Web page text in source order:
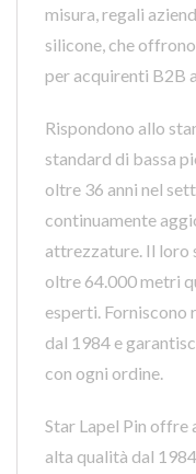
misura, regali
silicone, che
per acquirenti B2B
Rispondono allo
standard di bassa
oltre 36 anni nel
continuamente
attrezzature. Il loro
oltre 64.000 metri
esperti. Forniscono
dal 1984 e
con ogni ordine.
Star Lapel Pin
alta qualità dal